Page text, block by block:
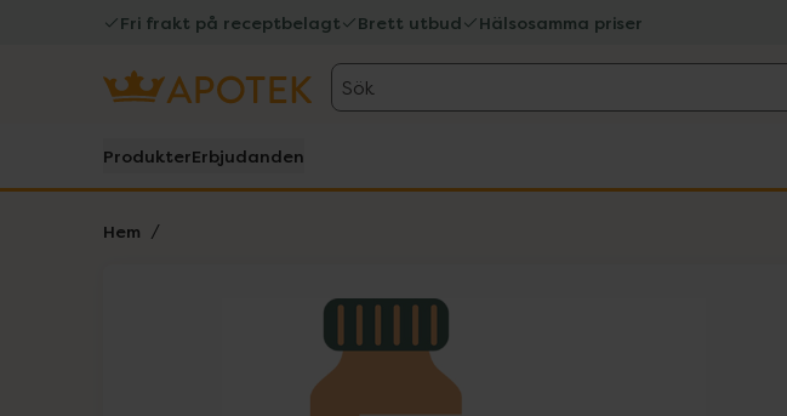
Fri frakt på receptbelagt Brett utbud Hälsosamma priser
Sök
ProdukterErbjudanden
Hem
Lista: . Innehåller 1 objekt.